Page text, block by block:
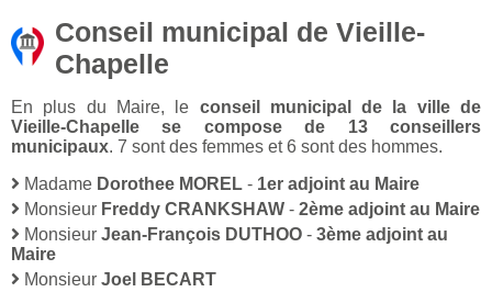
Conseil municipal de Vieille-
Chapelle
En plus du Maire, le conseil municipal de la ville de
Vieille-Chapelle se compose de 13 conseillers
municipaux. 7 sont des femmes et 6 sont des hommes.
Madame Dorothee MOREL - 1er adjoint au Maire
Monsieur Freddy CRANKSHAW - 2ème adjoint au Maire
Monsieur Jean-François DUTHOO - 3ème adjoint au
Maire
Monsieur Joel BECART